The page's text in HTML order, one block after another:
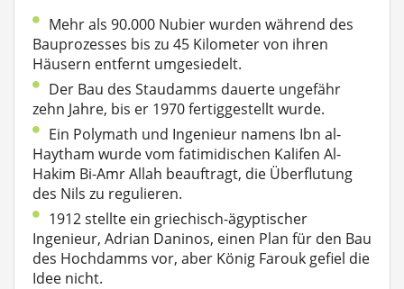
Mehr als 90.000 Nubier wurden während des
Bauprozesses bis zu 45 Kilometer von ihren
Häusern entfernt umgesiedelt.
Der Bau des Staudamms dauerte ungefähr
zehn Jahre, bis er 1970 fertiggestellt wurde.
Ein Polymath und Ingenieur namens Ibn al-
Haytham wurde vom fatimidischen Kalifen Al-
Hakim Bi-Amr Allah beauftragt, die Überflutung
des Nils zu regulieren.
1912 stellte ein griechisch-ägyptischer
Ingenieur, Adrian Daninos, einen Plan für den Bau
des Hochdamms vor, aber König Farouk gefiel die
Idee nicht.